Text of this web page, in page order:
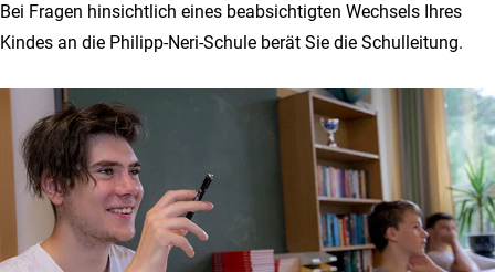
Bei Fragen hinsichtlich eines beabsichtigten Wechsels Ihres
Kindes an die Philipp-Neri-Schule berät Sie die Schulleitung.